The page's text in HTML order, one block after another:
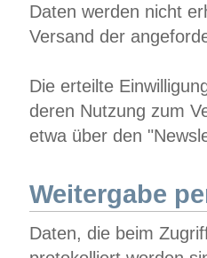
Daten werden nicht
Versand der
Die erteilte
deren Nutzung zum
etwa über den
Weitergabe
Daten, die beim